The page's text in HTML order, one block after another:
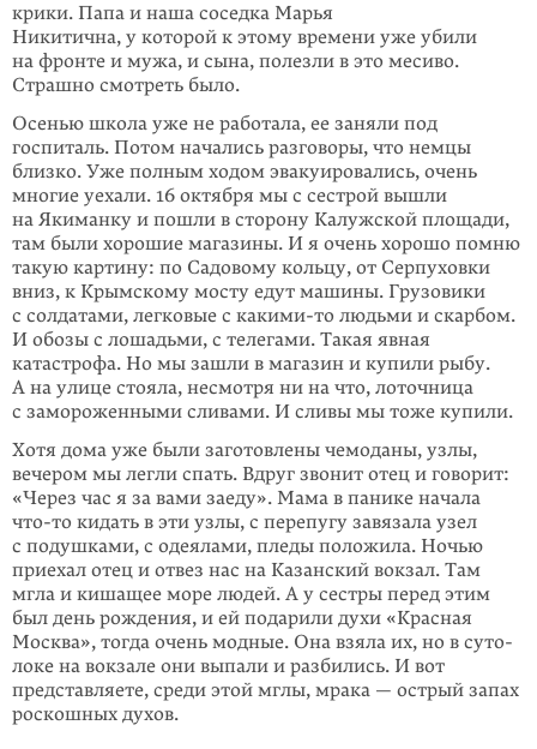
крики. Папа и наша соседка Марья
Никитична, у которой к этому времени уже убили
на фронте и мужа, и сына, полезли в это месиво.
Страшно смотреть было.
Осенью школа уже не работала, ее заняли под
госпиталь. Потом начались разговоры, что немцы
близко. Уже полным ходом эвакуировались, очень
многие уехали. 16 октября мы с сестрой вышли
на Якиманку и пошли в сторону Калужской площади,
там были хорошие магазины. И я очень хорошо помню
такую картину: по Садовому кольцу, от Серпуховки
вниз, к Крымскому мосту едут машины. Грузовики
с солдатами, легковые с какими-то людьми и скар­бом.
И обозы с лошадьми, с телегами. Такая явная
катастрофа. Но мы зашли в магазин и купили рыбу.
А на улице стояла, несмотря ни на что, лоточница
с замороженными сливами. И сливы мы тоже купили.
Хотя дома уже были заготовлены чемоданы, узлы,
вечером мы легли спать. Вдруг звонит отец и говорит:
«Через час я за вами заеду». Мама в панике начала
что-то кидать в эти узлы, с перепугу завязала узел
с подушками, с одеялами, пледы положила. Ночью
приехал отец и отвез нас на Казанский вокзал. Там
мгла и кишащее море людей. А у сестры перед этим
был день рождения, и ей подарили духи «Красная
Москва», тогда очень модные. Она взяла их, но в суто­
локе на вокзале они выпали и разбились. И вот
представляете, среди этой мглы, мрака — острый запах
роскошных духов.